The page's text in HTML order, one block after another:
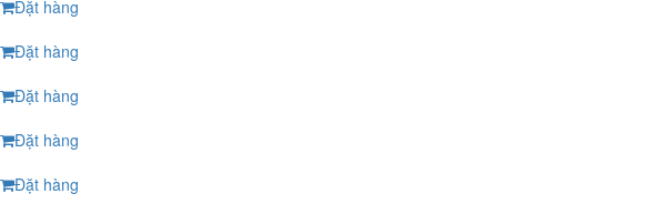
Đặt hàng
Đặt hàng
Đặt hàng
Đặt hàng
Đặt hàng